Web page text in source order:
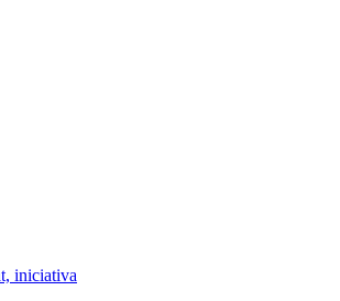
iniciativa